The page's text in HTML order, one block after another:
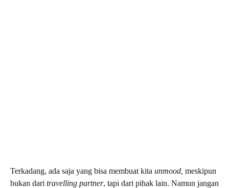
Terkadang, ada saja yang bisa membuat kita unmood, meskipun
bukan dari travelling partner, tapi dari pihak lain. Namun jangan